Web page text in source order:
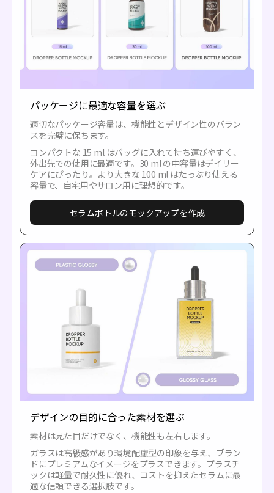
パッケージに最適な容量を選ぶ
適切なパッケージ容量は、機能性とデザイン性のバラン
スを完璧に保ちます。
コンパクトな 15 ml はバッグに入れて持ち運びやすく、
外出先での使用に最適です。30 ml の中容量はデイリー
ケアにぴったり。より大きな 100 ml はたっぷり使える
容量で、自宅用やサロン用に理想的です。
セラムボトルのモックアップを作成
デザインの目的に合った素材を選ぶ
素材は見た目だけでなく、機能性も左右します。
ガラスは高級感があり環境配慮型の印象を与え、ブラン
ドにプレミアムなイメージをプラスできます。プラスチ
ックは軽量で耐久性に優れ、コストを抑えたセラムに最
適な信頼できる選択肢です。